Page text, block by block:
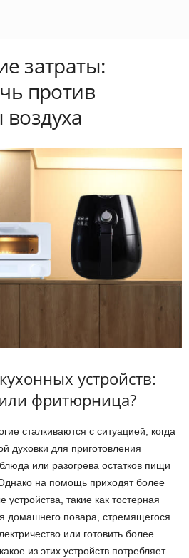
затраты:
против
устройств:
фритюрница?
сталкиваются с ситуацией, когда
духовки для приготовления
или разогрева остатков пищи
на помощь приходят более
такие как тостерная
домашнего повара, стремящегося
или готовить более
из этих устройств потребляет